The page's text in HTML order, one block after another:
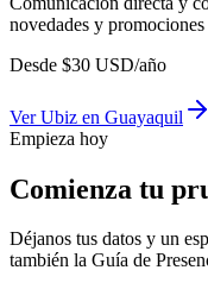
novedades y
Desde $30 USD/año
VerUbiz en Guayaquil
Empieza hoy
Comienza tu
Déjanos tus datos y un
también la Guía de